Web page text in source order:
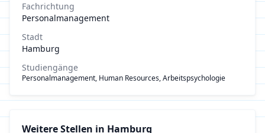
Fachrichtung
Personalmanagement
Stadt
Hamburg
Studiengänge
Personalmanagement, Human Resources, Arbeitspsychologie
Weitere Stellen in Hamburg